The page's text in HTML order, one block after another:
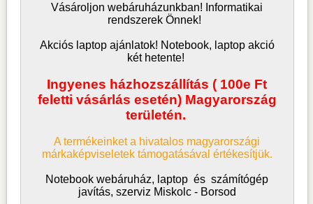
Vásároljonwebáruházunkban! Informatikai
rendszerek Önnek!
Akciós laptop ajánlatok! Notebook, laptop akció
két hetente!
Ingyenes házhozszállítás ( 100e Ft
feletti vásárlás esetén) Magyarország
területén.
A termékeinket a hivatalos magyarországi
márkaképviseletek támogatásával értékesítjük.
Notebook webáruház, laptop ésszámítógép
javítás, szerviz Miskolc - Borsod